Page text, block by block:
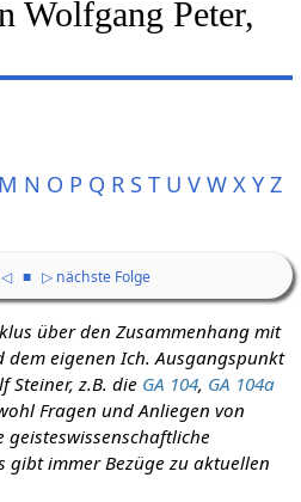
Wolfgang Peter,
M N O P Q R S T U V W X Y Z
◁ ■ ▷ nächste Folge
über den Zusammenhang mit
dem eigenen Ich. Ausgangspunkt
Steiner, z.B. die GA 104, GA 104a
Fragen und Anliegen von
geisteswissenschaftliche
gibt immer Bezüge zu aktuellen